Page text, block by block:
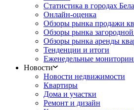
Статистика в городах
Онлайн-оценка
Обзоры рынка продажи
Обзоры рынка
Обзоры рынка аренды
Тенденции и итоги
Еженедельные
Новости
Новости недвижимости
Квартиры
Дома и участки
Ремонт и дизайн